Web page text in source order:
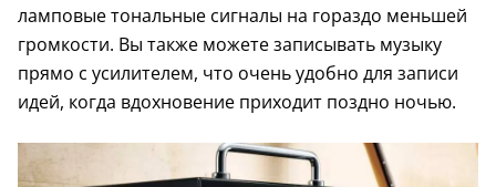
ламповые тональные сигналы на гораздо меньшей
громкости. Вы также можете записывать музыку
прямо с усилителем, что очень удобно для записи
идей, когда вдохновение приходит поздно ночью.